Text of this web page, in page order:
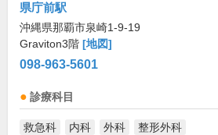
県庁前駅
沖縄県那覇市泉崎1-9-19
Graviton3階 [地図]
098-963-5601
診療科目
救急科 内科 外科 整形外科